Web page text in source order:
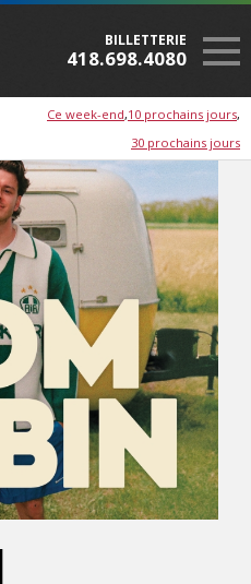
BILLETTERIE
418.698.4080
Ce week-end 10 prochains jours
30 prochains jours